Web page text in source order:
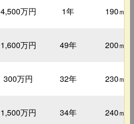
4,500万円 1年 190㎡
1,600万円 49年 200㎡
300万円 32年 230㎡
1,500万円 34年 240㎡